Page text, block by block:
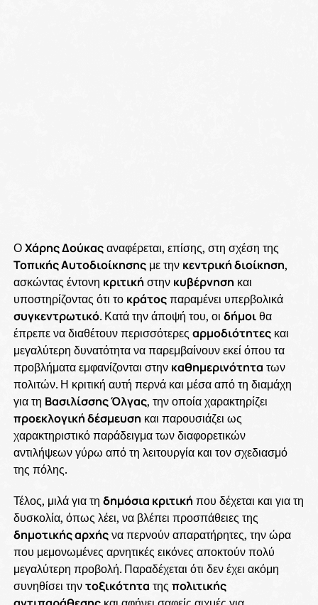
ΟΧάρης Δούκαςαναφέρεται, επίσης, στη σχέση της
Τοπικής Αυτοδιοίκησηςμε την κεντρική διοίκηση,
ασκώντας έντονη κριτική στην κυβέρνηση και
υποστηρίζοντας ότι το κράτοςπαραμένει υπερβολικά
συγκεντρωτικό. Κατά την άποψή του, οι δήμοιθα
έπρεπε να διαθέτουν περισσότερες αρμοδιότητεςκαι
μεγαλύτερη δυνατότητα να παρεμβαίνουν εκεί όπου τα
προβλήματα εμφανίζονται στην καθημερινότητα των
πολιτών. Η κριτική αυτή περνά και μέσα από τη διαμάχη
για τη Βασιλίσσης Όλγας, την οποία χαρακτηρίζει
προεκλογική δέσμευση και παρουσιάζει ως
χαρακτηριστικό παράδειγμα των διαφορετικών
αντιλήψεων γύρω από τη λειτουργία και τον σχεδιασμό
της πόλης.
Τέλος, μιλά για τη δημόσια κριτική που δέχεται και για τη
δυσκολία, όπως λέει, να βλέπει προσπάθειες της
δημοτικής αρχήςνα περνούν απαρατήρητες, την ώρα
που μεμονωμένες αρνητικές εικόνες αποκτούν πολύ
μεγαλύτερη προβολή. Παραδέχεται ότι δεν έχει ακόμη
συνηθίσει τηντοξικότητα της πολιτικής